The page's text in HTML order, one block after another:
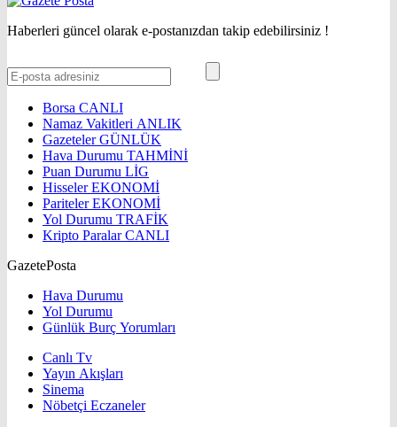
Haberleri güncel olarak e-postanızdan takip edebilirsiniz !
Borsa CANLI
Namaz Vakitleri ANLIK
GazetelerGÜNLÜK
Hava Durumu TAHMİNİ
Puan Durumu LİG
HisselerEKONOMİ
ParitelerEKONOMİ
Yol Durumu TRAFİK
Kripto ParalarCANLI
GazetePosta
Hava Durumu
Yol Durumu
Günlük Burç Yorumları
Canlı Tv
Yayın Akışları
Sinema
Nöbetçi Eczaneler